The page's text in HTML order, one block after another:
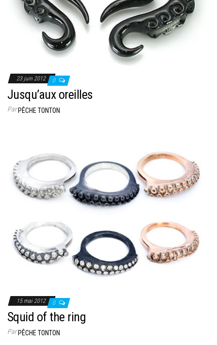
23 juin 2012 0
Jusqu’aux oreilles
ParPÊCHE TONTON
15 mai 2012 0
Squid of the ring
ParPÊCHE TONTON